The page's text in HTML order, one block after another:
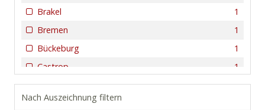
1
Brakel
1
Bremen
1
Bückeburg
1
Castrop
1
Coesfeld
Detmold
Nach Auszeichnung filtern